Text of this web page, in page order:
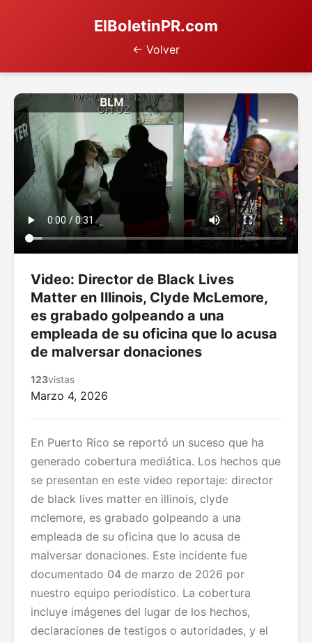
ElBoletinPR.com
← Volver
Video: Director de Black Lives
Matter en Illinois, Clyde McLemore,
es grabado golpeando a una
empleada de su oficina que lo acusa
de malversar donaciones
123vistas
Marzo 4, 2026
En Puerto Rico se reportó un suceso que ha
generado cobertura mediática. Los hechos que
se presentan en este video reportaje: director
de black lives matter en illinois, clyde
mclemore, es grabado golpeando a una
empleada de su oficina que lo acusa de
malversar donaciones. Este incidente fue
documentado 04 de marzo de 2026 por
nuestro equipo periodístico. La cobertura
incluye imágenes del lugar de los hechos,
declaraciones de testigos o autoridades, y el